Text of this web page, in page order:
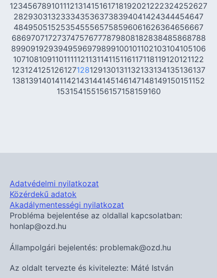
123456789101112131415161718192021222324252627
2829303132333435363738394041424344454647
4849505152535455565758596061626364656667
686970717273747576777879808182838485868788
8990919293949596979899100101102103104105106
107108109110111112113114115116117118119120121122
123124125126127128129130131132133134135136137
138139140141142143144145146147148149150151152
153154155156157158159160
Adatvédelmi nyilatkozat
Közérdekű adatok
Akadálymentességi nyilatkozat
Probléma bejelentése az oldallal kapcsolatban:
honlap@ozd.hu
Állampolgári bejelentés: problemak@ozd.hu
Az oldalt tervezte és kivitelezte: Máté István